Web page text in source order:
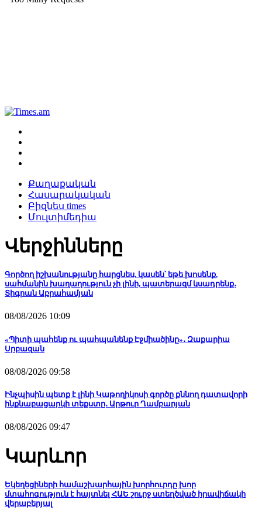
Քաղաքական
Հասարակական
Բիզնես times
Մուլտիմեդիա
Վերջինները
Գործող իշխանությանը հարցնես, կասեն՝ եթե խոսենք,
սահմանին խաղաղություն չի լինի, պատերազմ կսադրենք․
Տիգրան Աբրահամյան
08/08/2026 10:09
«Պիտի պահենք ու պահպանենք Էջմիածինը»․ Զաքարիա
Սրբազան
08/08/2026 09:58
Ինչպիսին պետք է լինի Կաթողիկոսի գործը քննող դատավորի
ինքնաբացարկի տեքստը․ Արթուր Ղամբարյան
08/08/2026 09:47
Կարևոր
Եկեղեցիների համաշխարհային խորհուրդը խոր
մտահոգություն է հայտնել ՀԱԵ շուրջ ստեղծված իրավիճակի
վերաբերյալ